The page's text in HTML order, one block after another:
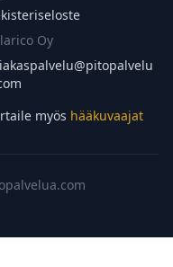
Oy
pitopalvelu
myös hääkuvaajat